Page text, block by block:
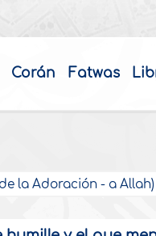
Corán Fatwas
la Adoración - a Allah)